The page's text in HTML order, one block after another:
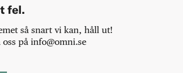
fel.
så snart vi kan, håll ut!
på info@omni.se